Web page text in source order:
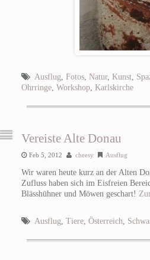
Ausflug, Fotos, Natur, Kunst,
Ohrringe, Workshop, Karlskirche
Vereiste Alte Donau
Feb 5, 2012 cheesy Ausflug
Wir waren heute kurz an der Alten
Zufluss haben sich im Eisfreien
Blässhühner und Möwen geschart!
Ausflug, Tiere, Österreich,